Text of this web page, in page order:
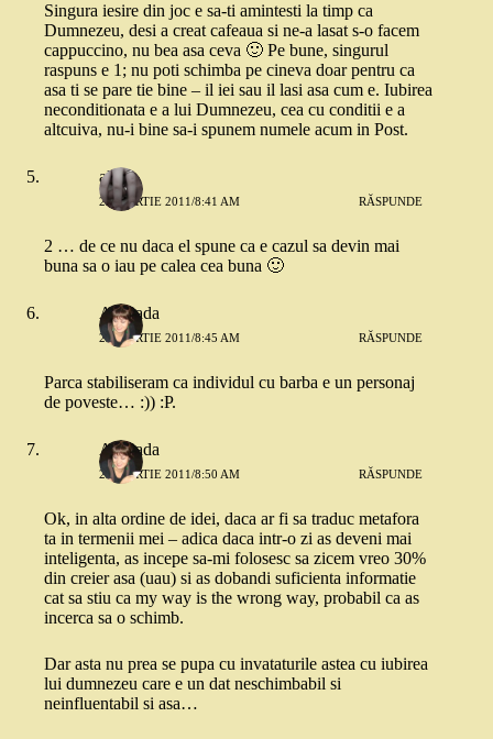
Singura iesire din joc e sa-ti amintesti la timp ca
Dumnezeu, desi a creat cafeaua si ne-a lasat s-o facem
cappuccino, nu bea asa ceva 🙂 Pe bune, singurul
raspuns e 1; nu poti schimba pe cineva doar pentru ca
asa ti se pare tie bine – il iei sau il lasi asa cum e. Iubirea
neconditionata e a lui Dumnezeu, cea cu conditii e a
altcuiva, nu-i bine sa-i spunem numele acum in Post.
alina
29 MARTIE 2011/8:41 AM RĂSPUNDE
2 … de ce nu daca el spune ca e cazul sa devin mai
buna sa o iau pe calea cea buna 🙂
Andrada
29 MARTIE 2011/8:45 AM RĂSPUNDE
Parca stabiliseram ca individul cu barba e un personaj
de poveste… :)) :P.
Andrada
29 MARTIE 2011/8:50 AM RĂSPUNDE
Ok, in alta ordine de idei, daca ar fi sa traduc metafora
ta in termenii mei – adica daca intr-o zi as deveni mai
inteligenta, as incepe sa-mi folosesc sa zicem vreo 30%
din creier asa (uau) si as dobandi suficienta informatie
cat sa stiu ca my way is the wrong way, probabil ca as
incerca sa o schimb.
Dar asta nu prea se pupa cu invataturile astea cu iubirea
lui dumnezeu care e un dat neschimbabil si
neinfluentabil si asa…